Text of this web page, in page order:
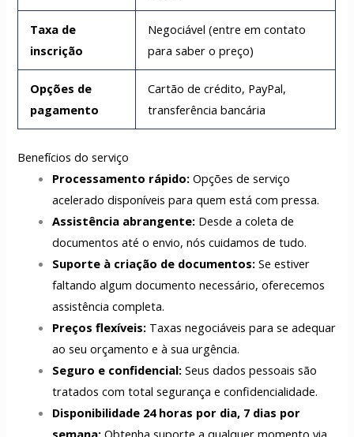
Taxa de
inscrição
Negociável (entre em contato
para saber o preço)
Opções de
pagamento
Cartão de crédito, PayPal,
transferência bancária
Benefícios do serviço
Processamento rápido: Opções de serviço
acelerado disponíveis para quem está com pressa.
Assistência abrangente: Desde a coleta de
documentos até o envio, nós cuidamos de tudo.
Suporte à criação de documentos: Se estiver
faltando algum documento necessário, oferecemos
assistência completa.
Preços flexíveis: Taxas negociáveis para se adequar
ao seu orçamento e à sua urgência.
Seguro e confidencial: Seus dados pessoais são
tratados com total segurança e confidencialidade.
Disponibilidade 24 horas por dia, 7 dias por
semana: Obtenha suporte a qualquer momento via